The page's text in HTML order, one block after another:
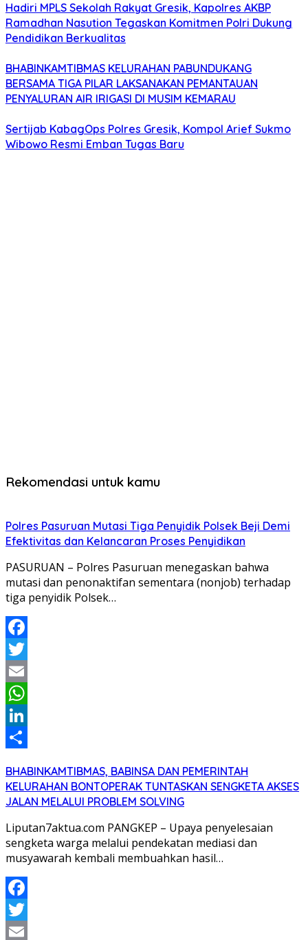
Hadiri MPLS Sekolah Rakyat Gresik, Kapolres AKBP
Ramadhan Nasution Tegaskan Komitmen Polri Dukung
Pendidikan Berkualitas
BHABINKAMTIBMAS KELURAHAN PABUNDUKANG
BERSAMA TIGA PILAR LAKSANAKAN PEMANTAUAN
PENYALURAN AIR IRIGASI DI MUSIM KEMARAU
Sertijab KabagOps Polres Gresik, Kompol Arief Sukmo
Wibowo Resmi Emban Tugas Baru
Rekomendasi untuk kamu
Polres Pasuruan Mutasi Tiga Penyidik Polsek Beji Demi
Efektivitas dan Kelancaran Proses Penyidikan
PASURUAN – Polres Pasuruan menegaskan bahwa
mutasi dan penonaktifan sementara (nonjob) terhadap
tiga penyidik Polsek…
Facebook
Twitter
Email
WhatsApp
LinkedIn
BHABINKAMTIBMAS, BABINSA DAN PEMERINTAH
KELURAHAN BONTOPERAK TUNTASKAN SENGKETA AKSES
JALAN MELALUI PROBLEM SOLVING
Liputan7aktua.com PANGKEP – Upaya penyelesaian
sengketa warga melalui pendekatan mediasi dan
musyawarah kembali membuahkan hasil…
Facebook
Twitter